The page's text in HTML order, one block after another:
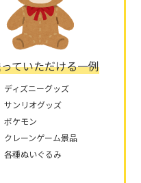
ていただける一例
ディズニーグッズ
サンリオグッズ
ポケモン
クレーンゲーム景品
各種ぬいぐるみ